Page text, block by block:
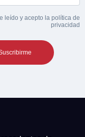
leído y acepto la política de
privacidad
de Uso.
ambas.